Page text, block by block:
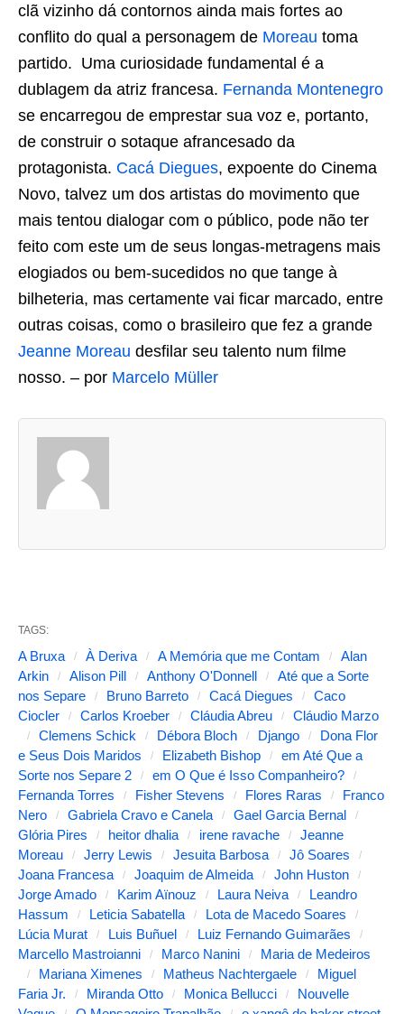
clã vizinho dá contornos ainda mais fortes ao
conflito do qual a personagem de Moreau toma
partido. Uma curiosidade fundamental é a
dublagem da atriz francesa. Fernanda Montenegro
se encarregou de emprestar sua voz e, portanto,
de construir o sotaque afrancesado da
protagonista. Cacá Diegues, expoente do Cinema
Novo, talvez um dos artistas do movimento que
mais tentou dialogar com o público, pode não ter
feito com este um de seus longas-metragens mais
elogiados ou bem-sucedidos no que tange à
bilheteria, mas certamente vai ficar marcado, entre
outras coisas, como o brasileiro que fez a grande
Jeanne Moreau desfilar seu talento num filme
nosso. – por Marcelo Müller
a
s
s
g
u
i
n
t
e
s
a
t
TAGS:
A Bruxa À Deriva A Memória que me Contam
Alan
Arkin
Alison Pill Anthony O'Donnell
Até que a Sorte
nos Separe
Bruno Barreto Cacá Diegues
Caco
Ciocler
Carlos Kroeber Cláudia Abreu
Cláudio Marzo
Clemens Schick
Débora Bloch Django
Dona Flor
e Seus Dois Maridos
Elizabeth Bishop
em Até Que a
Sorte nos Separe 2
em O Que é Isso Companheiro?
Fernanda Torres
Fisher Stevens Flores Raras
Franco
Nero
Gabriela Cravo e Canela
Gael Garcia Bernal
Glória Pires
heitor dhalia irene ravache
Jeanne
Moreau
Jerry Lewis Jesuita Barbosa
Jô Soares
Joana Francesa
Joaquim de Almeida
John Huston
Jorge Amado
Karim Aïnouz Laura Neiva
Leandro
Hassum
Leticia Sabatella
Lota de Macedo Soares
Lúcia Murat
Luis Buñuel
Luiz Fernando Guimarães
Marcello Mastroianni
Marco Nanini
Maria de Medeiros
Mariana Ximenes
Matheus Nachtergaele
Miguel
Faria Jr.
Miranda Otto Monica Bellucci
Nouvelle